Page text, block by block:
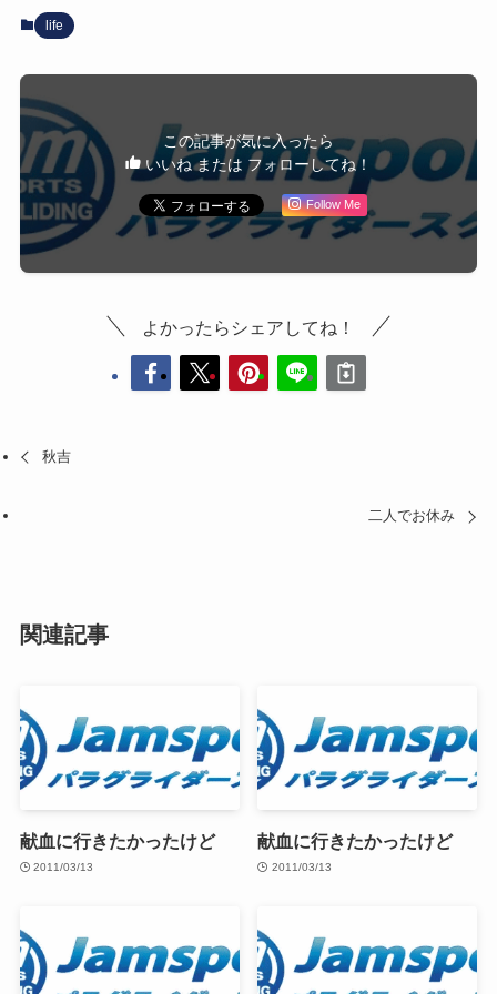
life
この記事が気に入ったら
いいね または フォローしてね！
Follow Me
よかったらシェアしてね！
秋吉
二人でお休み
関連記事
献血に行きたかったけど
2011/03/13
献血に行きたかったけど
2011/03/13